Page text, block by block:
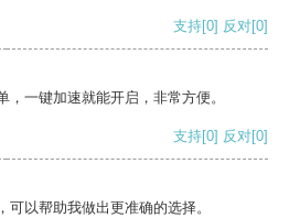
支持[0] 反对[0]
一键加速就能开启，非常方便。
支持[0] 反对[0]
以帮助我做出更准确的选择。